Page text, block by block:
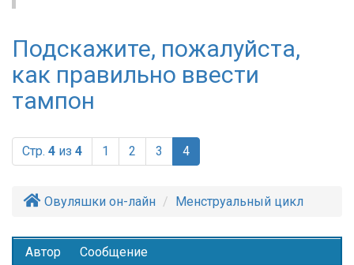
Подскажите, пожалуйста,
как правильно ввести
тампон
Стр. 4 из 4 1 2 3 4(current)
Овуляшки он-лайн Менструальный цикл
Автор Сообщение